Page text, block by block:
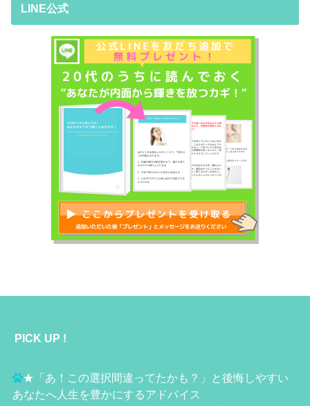
LINE公式
PICK UP !
★ 「あ！この選択間違ってたかも？」と後悔しやすい
あなたへ人生を豊かにするアドバイス